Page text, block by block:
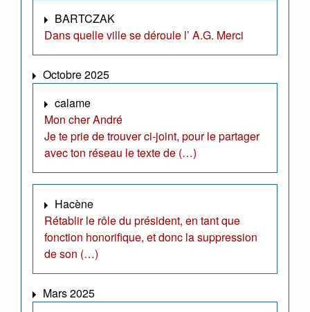
BARTCZAK
Dans quelle ville se déroule l’ A.G. Merci
Octobre 2025
calame
Mon cher André
Je te prie de trouver ci-joint, pour le partager
avec ton réseau le texte de (…)
Hacène
Rétablir le rôle du président, en tant que
fonction honorifique, et donc la suppression
de son (…)
Mars 2025